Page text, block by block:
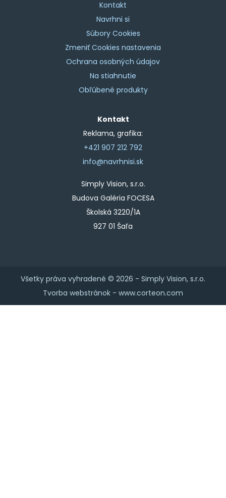
Kontakt
Navrhni si
Súbory Cookies
Zmeniť Cookies nastavenia
Ochrana osobných údajov
Na stiahnutie
Obľúbené produkty
Kontakt
Reklama, grafika:
+421 907 212 792
info@navrhnisi.sk
Simply Vision, s.r.o.
Budova Galéria FOCESA
Školská 3220/1A
927 01 Šaľa
Všetky práva vyhradené © 2026 - Simply Vision, s.r.o.
Tvorba webstránok - www.corteon.com